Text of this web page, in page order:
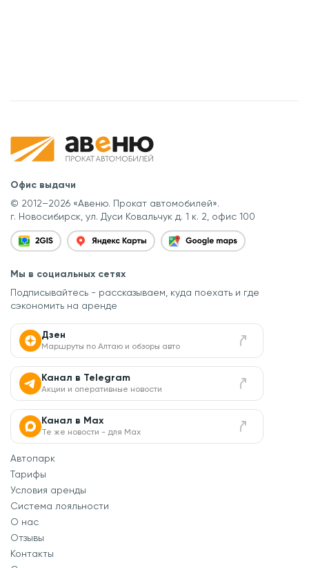
Офис выдачи
© 2012–2026 «Авеню. Прокат автомобилей».
г. Новосибирск, ул. Дуси Ковальчук д. 1 к. 2, офис 100
Мы в социальных сетях
Подписывайтесь - рассказываем, куда поехать и где
сэкономить на аренде
Дзен
Маршруты по Алтаю и обзоры авто
Канал в Telegram
Акции и оперативные новости
Канал в Max
Те же новости - для Max
Автопарк
Тарифы
Условия аренды
Система лояльности
О нас
Отзывы
Контакты